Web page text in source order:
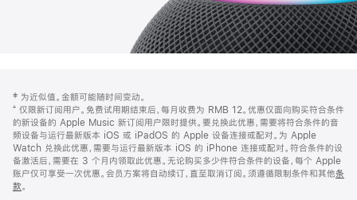
页
页
脚
注
‡ 为近似值。金额可能随时间变动。
⁺ 仅限新订阅用户。免费试用期结束后，每月收费为 RMB 12。优惠仅面向购买符合条件
的新设备的 Apple Music 新订阅用户限时提供。要兑换此优惠，需要将符合条件的音
频设备与运行最新版本 iOS 或 iPadOS 的 Apple 设备连接或配对。为 Apple
Watch 兑换此优惠，需要与运行最新版本 iOS 的 iPhone 连接或配对。符合条件的设
备激活后，需要在 3 个月内领取此优惠。无论购买多少件符合条件的设备，每个 Apple
账户仅可享受一次优惠。会员方案将自动续订，直至取消订阅。须遵循限制条件和其他条
款。